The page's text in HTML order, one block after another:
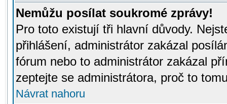
Nemůžu posílat soukromé zprávy!
Pro toto existují tři hlavní důvody.
přihlášení, administrátor zakázal
fórum nebo to administrátor zakázal
zeptejte se administrátora, proč to
Návrat nahoru